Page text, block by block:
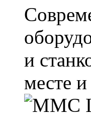
и
месте